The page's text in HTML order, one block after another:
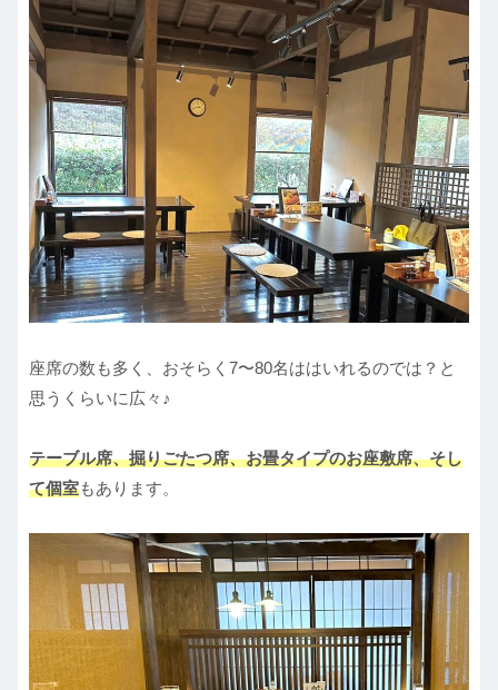
座席の数も多く、おそらく7〜80名ははいれるのでは？と
思うくらいに広々♪
テーブル席、掘りごたつ席、お畳タイプのお座敷席、そし
て個室もあります。